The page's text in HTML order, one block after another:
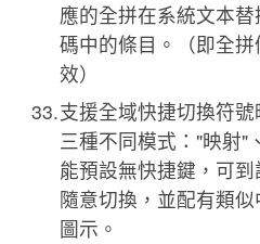
應的全拼在系統文本
碼中的條目。（即全
效）
支援全域快捷切換符
三種不同模式："映射"
能預設無快捷鍵，可
隨意切換，並配有類
圖示。